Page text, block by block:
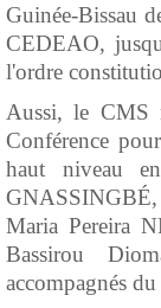
Guinée-Bissau
CEDEAO,
l'ordre
Aussi, le CMS
Conférence
haut niveau
GNASSINGBÉ,
Maria Pereira
Bassirou
accompagnés